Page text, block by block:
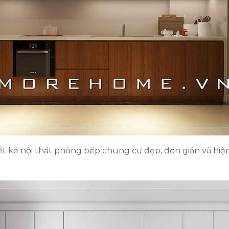
kế nội thất phòng bếp chung cư đẹp, đơn giản và